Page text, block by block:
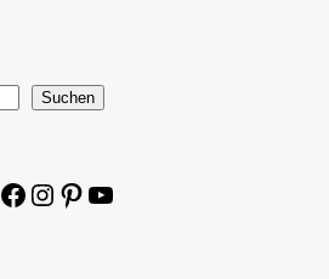
Suchen
Facebook
Instagram
Pinterest
YouTube